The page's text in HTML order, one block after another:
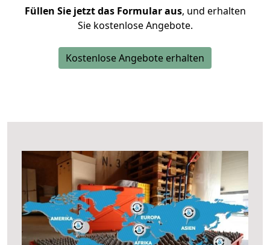
Füllen Sie jetzt das Formular aus, und erhalten
Sie kostenlose Angebote.
Kostenlose Angebote erhalten